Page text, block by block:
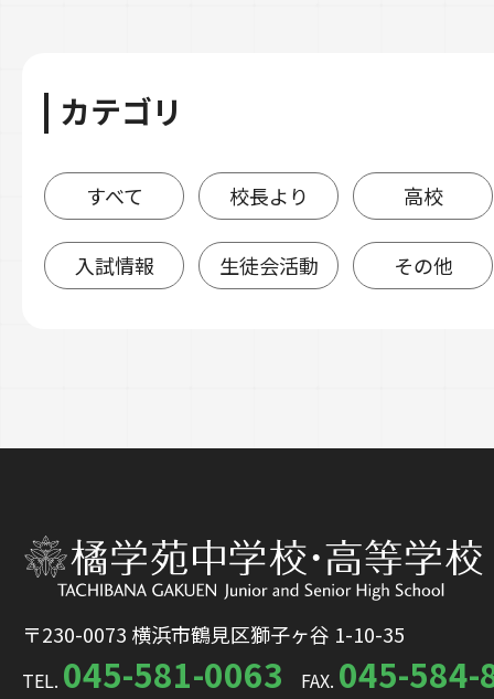
カテゴリ
すべて 校長より 高校
入試情報 生徒会活動 その他
〒230-0073 横浜市鶴見区獅子ヶ谷 1-10-35
TEL. 045-581-0063 FAX. 045-584-